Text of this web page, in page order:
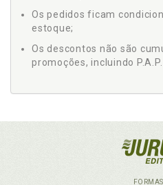
Os pedidos ficam
estoque;
Os descontos não são
promoções, incluindo P.A.P.